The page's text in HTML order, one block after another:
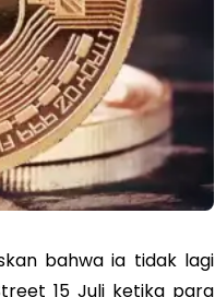
bahwa ia tidak lagi
15 Juli ketika para